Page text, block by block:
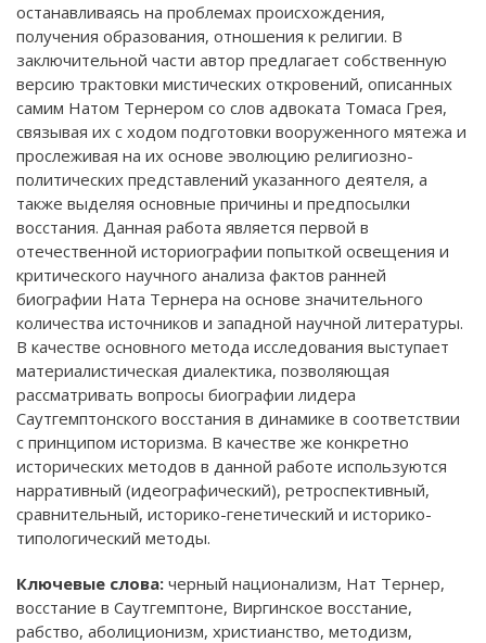
останавливаясь на проблемах происхождения,
получения образования, отношения к религии. В
заключительной части автор предлагает собственную
версию трактовки мистических откровений, описанных
самим Натом Тернером со слов адвоката Томаса Грея,
связывая их с ходом подготовки вооруженного мятежа и
прослеживая на их основе эволюцию религиозно-
политических представлений указанного деятеля, а
также выделяя основные причины и предпосылки
восстания. Данная работа является первой в
отечественной историографии попыткой освещения и
критического научного анализа фактов ранней
биографии Ната Тернера на основе значительного
количества источников и западной научной литературы.
В качестве основного метода исследования выступает
материалистическая диалектика, позволяющая
рассматривать вопросы биографии лидера
Саутгемптонского восстания в динамике в соответствии
с принципом историзма. В качестве же конкретно
исторических методов в данной работе используются
нарративный (идеографический), ретроспективный,
сравнительный, историко-генетический и историко-
типологический методы.
Ключевые слова: черный национализм, Нат Тернер,
восстание в Саутгемптоне, Виргинское восстание,
рабство, аболиционизм, христианство, методизм,